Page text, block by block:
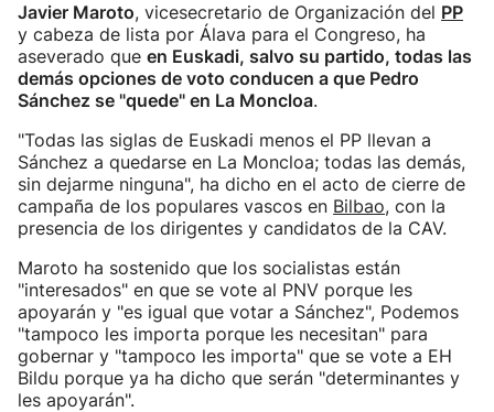
Javier Maroto, vicesecretario de Organización del PP
y cabeza de lista por Álava para el Congreso, ha
aseverado que en Euskadi, salvo su partido, todas las
demás opciones de voto conducen a que Pedro
Sánchez se "quede" en La Moncloa.
"Todas las siglas de Euskadi menos el PP llevan a
Sánchez a quedarse en La Moncloa; todas las demás,
sin dejarme ninguna", ha dicho en el acto de cierre de
campaña de los populares vascos en Bilbao, con la
presencia de los dirigentes y candidatos de la CAV.
Maroto ha sostenido que los socialistas están
"interesados" en que se vote al PNV porque les
apoyarán y "es igual que votar a Sánchez", Podemos
"tampoco les importa porque les necesitan" para
gobernar y "tampoco les importa" que se vote a EH
Bildu porque ya ha dicho que serán "determinantes y
les apoyarán".